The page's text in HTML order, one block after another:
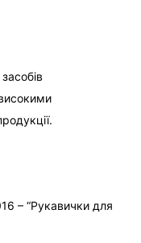
– “Рукавички для